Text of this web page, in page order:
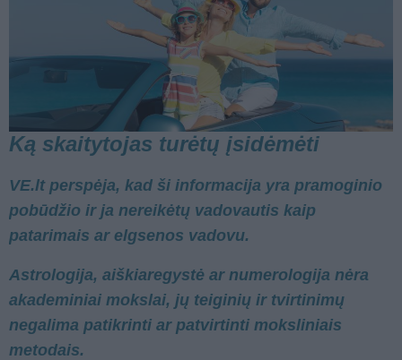
Ką skaitytojas turėtų įsidėmėti
VE.lt perspėja, kad ši informacija yra pramoginio
pobūdžio ir ja nereikėtų vadovautis kaip
patarimais ar elgsenos vadovu.
Astrologija, aiškiaregystė ar numerologija nėra
akademiniai mokslai, jų teiginių ir tvirtinimų
negalima patikrinti ar patvirtinti moksliniais
metodais.